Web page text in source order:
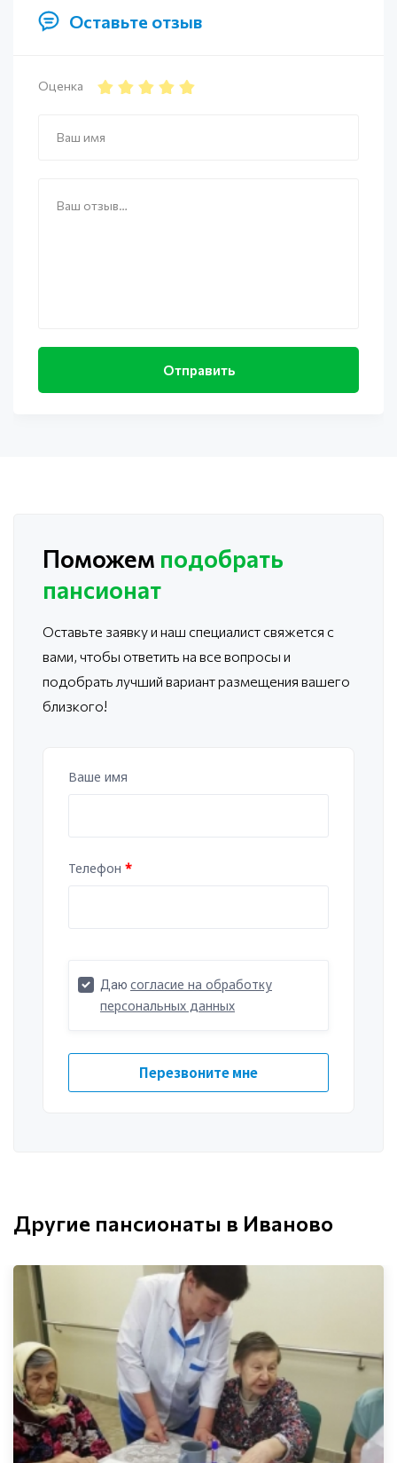
Оставьте отзыв
Оценка
Поможем подобрать
пансионат
Оставьте заявку и наш специалист свяжется с
вами, чтобы ответить на все вопросы и
подобрать лучший вариант размещения вашего
близкого!
Другие пансионаты в Иваново